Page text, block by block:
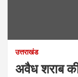
उत्तराखंड
अवैध शराब